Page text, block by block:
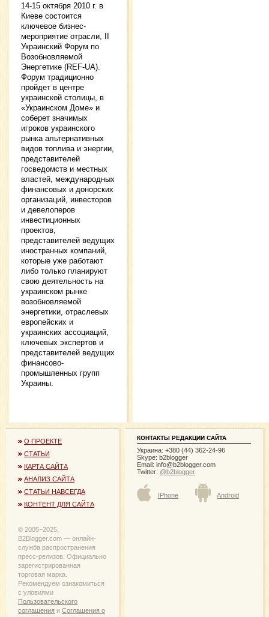
14-15 октября 2010 г. в
Киеве состоится
ключевое бизнес-
мероприятие отрасли, II
Украинский Форум по
Возобновляемой
Энергетике (REF-UA).
Форум традиционно
пройдет в центре
украинской столицы, в
«Украинском Доме» и
соберет значимых
игроков украинского
рынка альтернативных
видов топлива и энергии,
представителей
госведомств и местных
властей, международных
финансовых и донорских
организаций, инвесторов
и девелоперов
инвестиционных
проектов,
представителей ведущих
иностранных компаний,
которые уже работают
либо только планируют
свою деятельность на
украинском рынке
возобновляемой
энергетики, отраслевых
европейских и
украинских ассоциаций,
ключевых экспертов и
представителей ведущих
финансово-
промышленных групп
Украины.
О ПРОЕКТЕ
СТАТЬИ
КАРТА САЙТА
АНАЛИЗ САЙТА
СТАТЬИ НАВСЕГДА
КОНТЕНТ ДЛЯ САЙТА
© 2005−2025,
B2Blogger.com — онлайн-
служба распространения
пресс-релизов. Официально
зарегистрированная
торговая марка.
Рекомендуем ознакомиться
с уловиями
Пользовательского
соглашения и Соглашения о
КОНТАКТЫ РЕДАКЦИИ САЙТА
Украина: +380 (44) 362-24-96
Skype: b2blogger
Email: info@b2blogger.com
Twitter: @b2blogger
IPhone Android